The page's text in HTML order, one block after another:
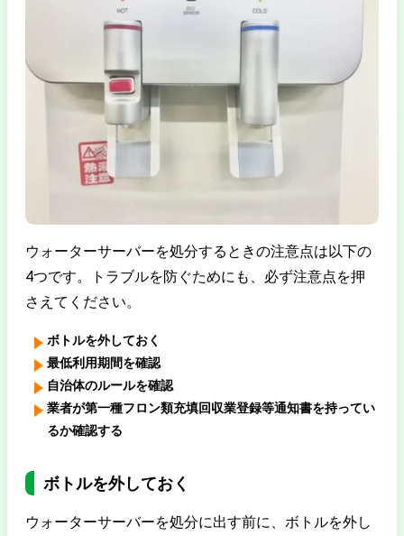
ウォーターサーバーを処分するときの注意点は以下の
4つです。トラブルを防ぐためにも、必ず注意点を押
さえてください。
ボトルを外しておく
最低利用期間を確認
自治体のルールを確認
業者が第一種フロン類充填回収業登録等通知書を持ってい
るか確認する
ボトルを外しておく
ウォーターサーバーを処分に出す前に、ボトルを外し